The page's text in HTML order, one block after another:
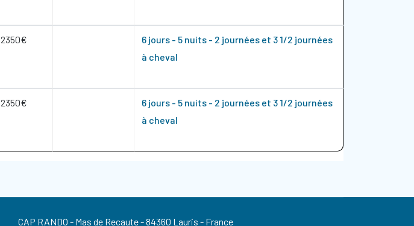
2350€
6 jours - 5 nuits - 2 journées et 3 1/2 journées
à cheval
2350€
6 jours - 5 nuits - 2 journées et 3 1/2 journées
à cheval
CAP RANDO - Mas de Recaute - 84360 Lauris - France